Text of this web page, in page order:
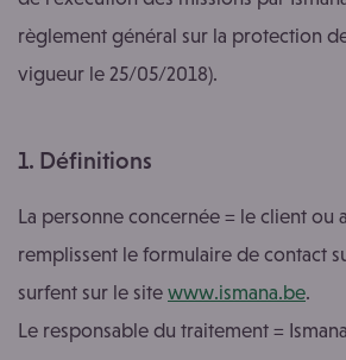
règlement général sur la protection
vigueur le 25/05/2018).
1. Définitions
La personne concernée = le client ou
remplissent le formulaire de contact
surfent sur le site www.ismana.be.
Le responsable du traitement =